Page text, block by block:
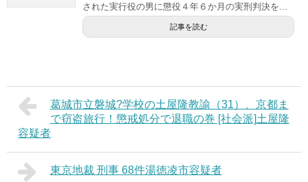
された実行役の男に懲役４年６か月の実刑判決を...
記事を読む
葛城市立磐城?学校の土屋隆教諭（31）、京都ま
で窃盗旅行！懲戒処分で退職の巻 [社会派]土屋隆
容疑者
東京地裁 刑事 68件湯徳凌市容疑者